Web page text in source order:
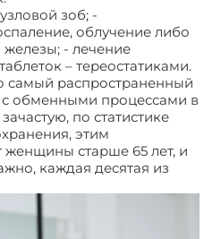
зоб; -
облучение либо
- лечение
– тереостатиками.
самый распространенный
с обменными процессами в
по статистике
этим
женщины старше 65 лет, и
каждая десятая из